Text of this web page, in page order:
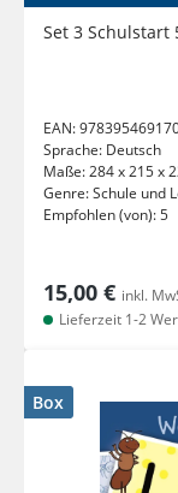
Set 3
EAN:
Sprache: Deutsch
Maße:284 x 215 x
Genre:Schule und
Empfohlen (von):5
15,00 € inkl.
Lieferzeit 1-2
Box